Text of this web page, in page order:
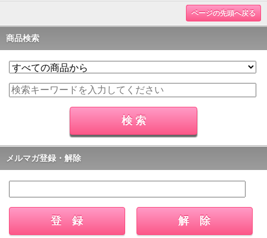
ページの先頭へ戻る
商品検索
メルマガ登録・解除